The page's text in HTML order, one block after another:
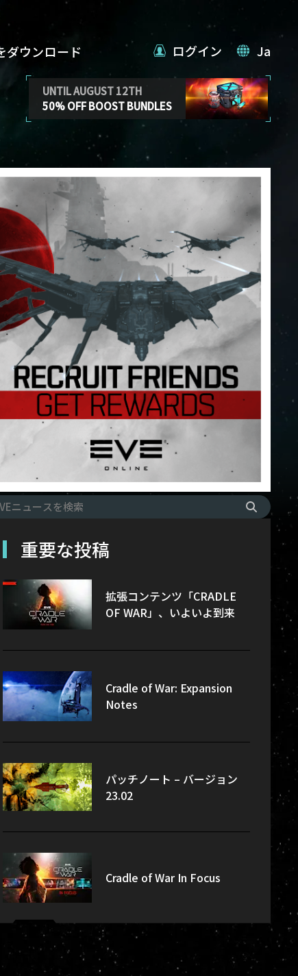
ダウンロード
UNTIL AUGUST 12TH
50% OFF BOOST BUNDLES
ログイン Ja
重要な投稿
拡張コンテンツ「CRADLE
OF WAR」、いよいよ到来
Cradle of War: Expansion
Notes
パッチノート – バージョン
23.02
Cradle of War In Focus